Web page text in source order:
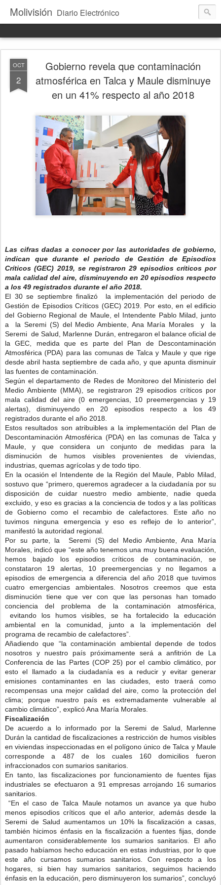
Molivisión Diario Electrónico
OCT
2
Gobierno revela que contaminación
atmosférica en Talca y Maule disminuye
en un 41% respecto al año 2018
Las cifras dadas a conocer por las autoridades de gobierno,
indican que durante el periodo de Gestión de Episodios
Críticos (GEC) 2019, se registraron 29 episodios críticos por
mala calidad del aire, disminuyendo en 20 episodios respecto
a los 49 registrados durante el año 2018.
El 30 se septiembre finalizó la implementación del periodo de
Gestión de Episodios Críticos (GEC) 2019. Por esto, en el edificio
del Gobierno Regional de Maule, el Intendente Pablo Milad, junto
a la Seremi (S) del Medio Ambiente, Ana María Morales y la
Seremi de Salud, Marlenne Durán, entregaron el balance oficial de
la GEC, medida que es parte del Plan de Descontaminación
Atmosférica (PDA) para las comunas de Talca y Maule y que rige
desde abril hasta septiembre de cada año, y que apunta disminuir
las fuentes de contaminación.
Según el departamento de Redes de Monitoreo del Ministerio del
Medio Ambiente (MMA), se registraron 29 episodios críticos por
mala calidad del aire (0 emergencias, 10 preemergencias y 19
alertas), disminuyendo en 20 episodios respecto a los 49
registrados durante el año 2018.
Estos resultados son atribuibles a la implementación del Plan de
Descontaminación Atmosférica (PDA) en las comunas de Talca y
Maule, y que considera un conjunto de medidas para la
disminución de humos visibles provenientes de viviendas,
industrias, quemas agrícolas y de todo tipo.
En la ocasión el Intendente de la Región del Maule, Pablo Milad,
sostuvo que “primero, queremos agradecer a la ciudadanía por su
disposición de cuidar nuestro medio ambiente, nadie queda
excluido, y eso es gracias a la conciencia de todos y a las políticas
de Gobierno como el recambio de calefactores. Este año no
tuvimos ninguna emergencia y eso es reflejo de lo anterior”,
manifestó la autoridad regional.
Por su parte, la Seremi (S) del Medio Ambiente, Ana María
Morales, indicó que “este año tenemos una muy buena evaluación,
hemos bajado los episodios críticos de contaminación, se
constataron 19 alertas, 10 preemergencias y no llegamos a
episodios de emergencia a diferencia del año 2018 que tuvimos
cuatro emergencias ambientales. Nosotros creemos que esta
disminución tiene que ver con que las personas han tomado
conciencia del problema de la contaminación atmosférica,
evitando los humos visibles, se ha fortalecido la educación
ambiental en la comunidad, junto a la implementación del
programa de recambio de calefactores”.
Añadiendo que “la contaminación ambiental depende de todos
nosotros y nuestro país próximamente será a anfitrión de La
Conferencia de las Partes (COP 25) por el cambio climático, por
esto el llamado a la ciudadanía es a reducir y evitar generar
emisiones contaminantes en las ciudades, esto traerá como
recompensas una mejor calidad del aire, como la protección del
clima; porque nuestro país es extremadamente vulnerable al
cambio climático”, explicó Ana María Morales.
Fiscalización
De acuerdo a lo informado por la Seremi de Salud, Marlenne
Durán la cantidad de fiscalizaciones a restricción de humos visibles
en viviendas inspeccionadas en el polígono único de Talca y Maule
corresponde a 487 de los cuales 160 domicilios fueron
infraccionados con sumarios sanitarios.
En tanto, las fiscalizaciones por funcionamiento de fuentes fijas
industriales se efectuaron a 91 empresas arrojando 16 sumarios
sanitarios.
“En el caso de Talca Maule notamos un avance ya que hubo
menos episodios críticos que el año anterior, además desde la
Seremi de Salud aumentamos un 10% la fiscalización a casas,
también hicimos énfasis en la fiscalización a fuentes fijas, donde
aumentaron considerablemente los sumarios sanitarios. El año
pasado habíamos hecho educación en estas industrias, por lo que
este año cursamos sumarios sanitarios. Con respecto a los
hogares, si bien hay sumarios sanitarios, seguimos haciendo
énfasis en la educación, pero disminuyeron los sumarios”, concluyó